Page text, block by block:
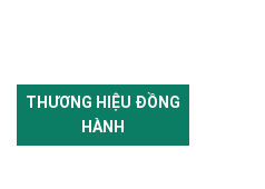
THƯƠNG HIỆU ĐỒNG
HÀNH